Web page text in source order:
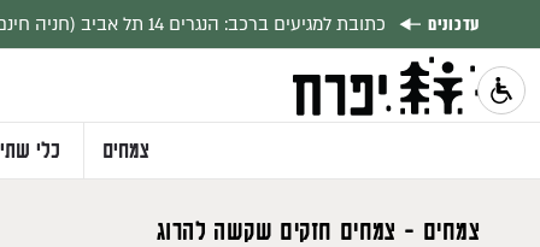
עדכונים באים מפלורנטין? הכניסה לסמטה מרחוב אברבאנל 35 (ליד הגרפיטי של רחל)
צמחים כלי
צמחים - צמחים חזקים שקשה להרוג